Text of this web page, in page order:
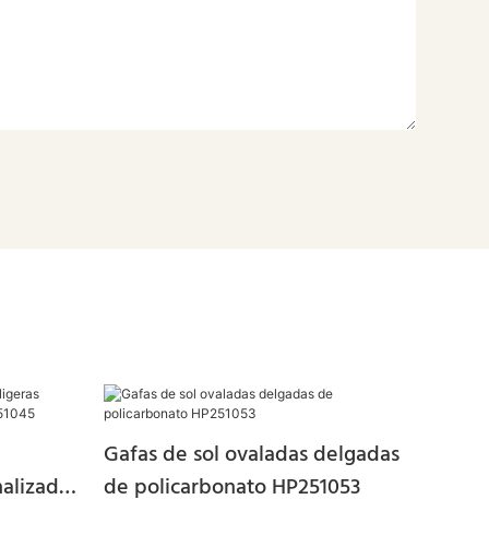
Gafas de sol ovaladas delgadas
de policarbonato HP251053